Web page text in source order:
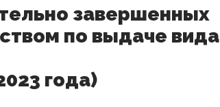
завершенных
по выдаче вида
года)